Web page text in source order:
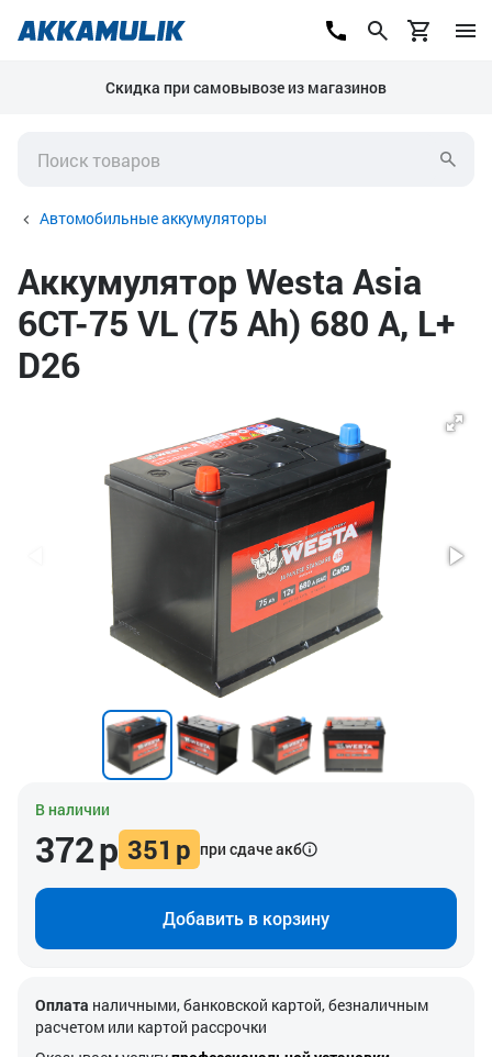
Скидка при самовывозе из магазинов
Автомобильные аккумуляторы
Аккумулятор Westa Asia
6СТ-75 VL (75 Ah) 680 А, L+
D26
В наличии
372р 351 р при сдаче акб
Добавить в корзину
Оплата наличными, банковской картой, безналичным
расчетом или картой рассрочки